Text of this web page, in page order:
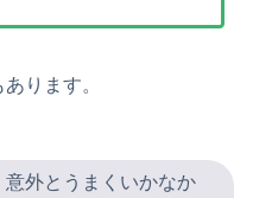
ります。
外とうまくいかなか